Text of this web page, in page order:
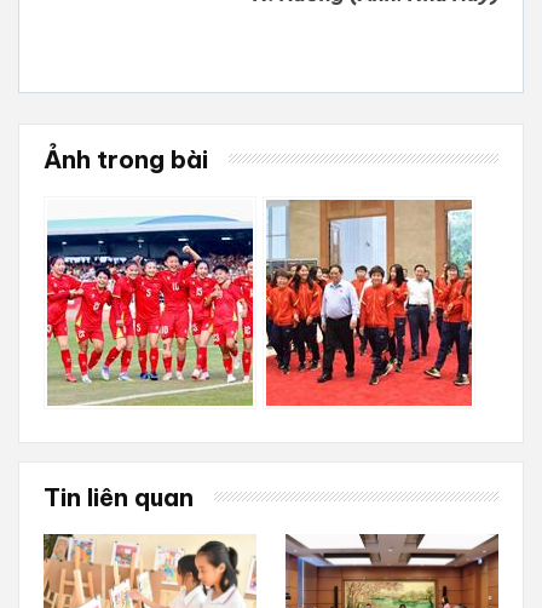
Ảnh trong bài
Tin liên quan